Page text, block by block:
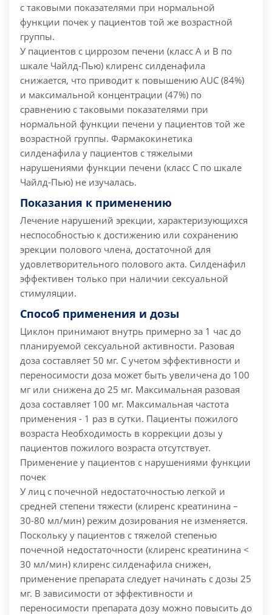
с таковыми показателями при нормальной
функции почек у пациентов той же возрастной
группы.
У пациентов с циррозом печени (класс А и В по
шкале Чайлд-Пью) клиренс силденафила
снижается, что приводит к повышению AUC (84%)
и максимальной концентрации (47%) по
сравнению с таковыми показателями при
нормальной функции печени у пациентов той же
возрастной группы. Фармакокинетика
силденафила у пациентов с тяжелыми
нарушениями функции печени (класс С по шкале
Чайлд-Пью) не изучалась.
Показания к применению
Лечение нарушений эрекции, характеризующихся
неспособностью к достижению или сохранению
эрекции полового члена, достаточной для
удовлетворительного полового акта. Силденафил
эффективен только при наличии сексуальной
стимуляции.
Способ применения и дозы
Циклон принимают внутрь примерно за 1 час до
планируемой сексуальной активности. Разовая
доза составляет 50 мг. С учетом эффективности и
переносимости доза может быть увеличена до 100
мг или снижена до 25 мг. Максимальная разовая
доза составляет 100 мг. Максимальная частота
применения - 1 раз в сутки. Пациенты пожилого
возраста Необходимость в коррекции дозы у
пациентов пожилого возраста отсутствует.
Применение у пациентов с нарушениями функции
почек
У лиц с почечной недостаточностью легкой и
средней степени тяжести (клиренс креатинина –
30-80 мл/мин) режим дозирования не изменяется.
Поскольку у пациентов с тяжелой степенью
почечной недостаточности (клиренс креатинина <
30 мл/мин) клиренс силденафила снижен,
применение препарата следует начинать с дозы 25
мг. В зависимости от эффективности и
переносимости препарата дозу можно повысить до